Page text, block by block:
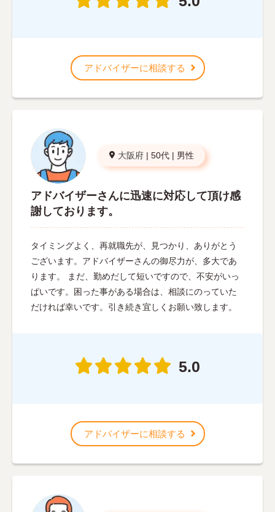
アドバイザーに相談する
大阪府 | 50代 | 男性
アドバイザーさんに迅速に対応して頂け感
謝しております。
タイミングよく、再就職先が、見つかり、ありがとう
ございます。アドバイザーさんの御尽力が、多大であ
ります。 まだ、勤めだして短いですので、不安がいっ
ぱいです。困った事がある場合は、相談にのっていた
だければ幸いです。引き続き宜しくお願い致します。
5.0
アドバイザーに相談する